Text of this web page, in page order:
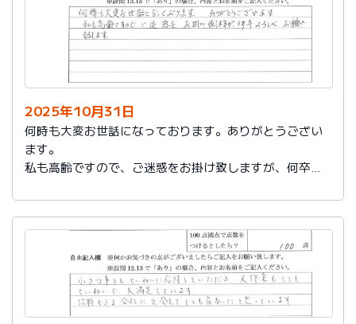
2025年10月31日
何時も大変お世話になっております。ありがとうござい
ます。
私も高齢ですので、ご迷惑をお掛け致しますが、何卒よ